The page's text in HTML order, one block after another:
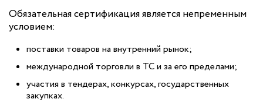
Обязательная сертификация является непременным
условием:
поставки товаров на внутренний рынок;
международной торговли в ТС и за его пределами;
участия в тендерах, конкурсах, государственных
закупках.